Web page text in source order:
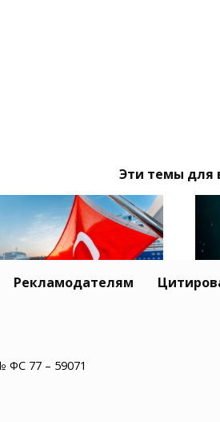
Эти темы для
обеспечить
Рекламодателям
ФС 77 – 59071